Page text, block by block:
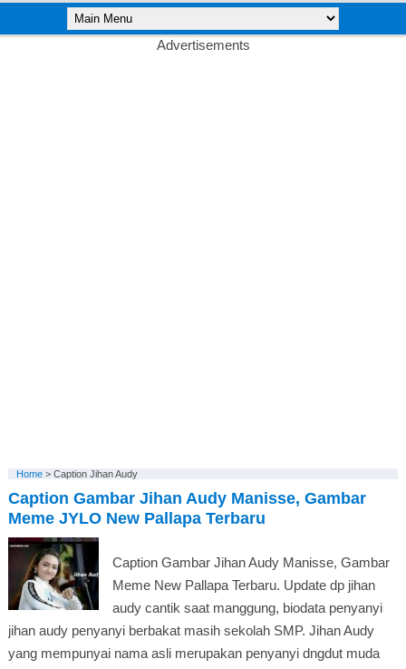
Advertisements
Home> Caption Jihan Audy
Caption Gambar Jihan Audy Manisse, Gambar
Meme JYLO New Pallapa Terbaru
Caption Gambar Jihan Audy Manisse, Gambar
Meme New Pallapa Terbaru. Update dp jihan
audy cantik saat manggung, biodata penyanyi
jihan audy penyanyi berbakat masih sekolah SMP. Jihan Audy
yang mempunyai nama asli merupakan penyanyi dngdut muda